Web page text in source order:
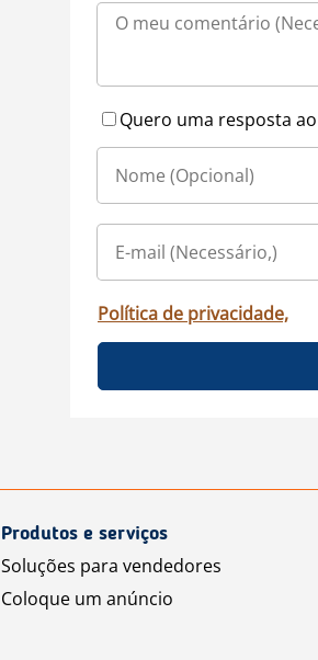
Quero uma resposta
Política de privacidade,
Produtos e serviços
Soluções para vendedores
Coloque um anúncio